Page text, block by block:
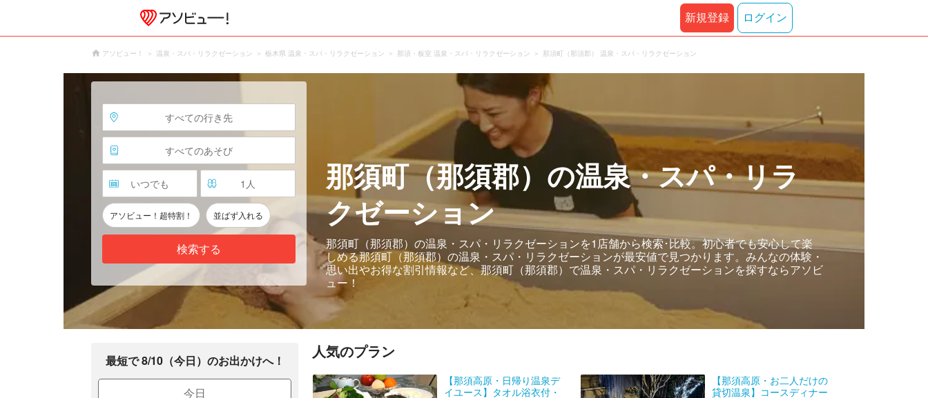
新規登録 ログイン
アソビュー！ 温泉・スパ・リラクゼーション 栃木県 温泉・スパ・リラクゼーション 那須・板室 温泉・スパ・リラクゼーション 那須町（那須郡） 温泉・スパ・リラクゼーション
すべての行き先
すべてのあそび
いつでも 1 人
アソビュー！超特割！ 並ばず入れる
検索する
那須町（那須郡）の温泉・スパ・リラ
クゼーション
那須町（那須郡）の温泉・スパ・リラクゼーションを1店舗から検索･比較。初心者でも安心して楽
しめる那須町（那須郡）の温泉・スパ・リラクゼーションが最安値で見つかります。みんなの体験・
思い出やお得な割引情報など、那須町（那須郡）で温泉・スパ・リラクゼーションを探すならアソビ
ュー！
最短で 8/10（今日）のお出かけへ！
今日
人気のプラン
【那須高原・日帰り温泉デ
イユース】タオル浴衣付・
【那須高原・お二人だけの
貸切温泉】コースディナー